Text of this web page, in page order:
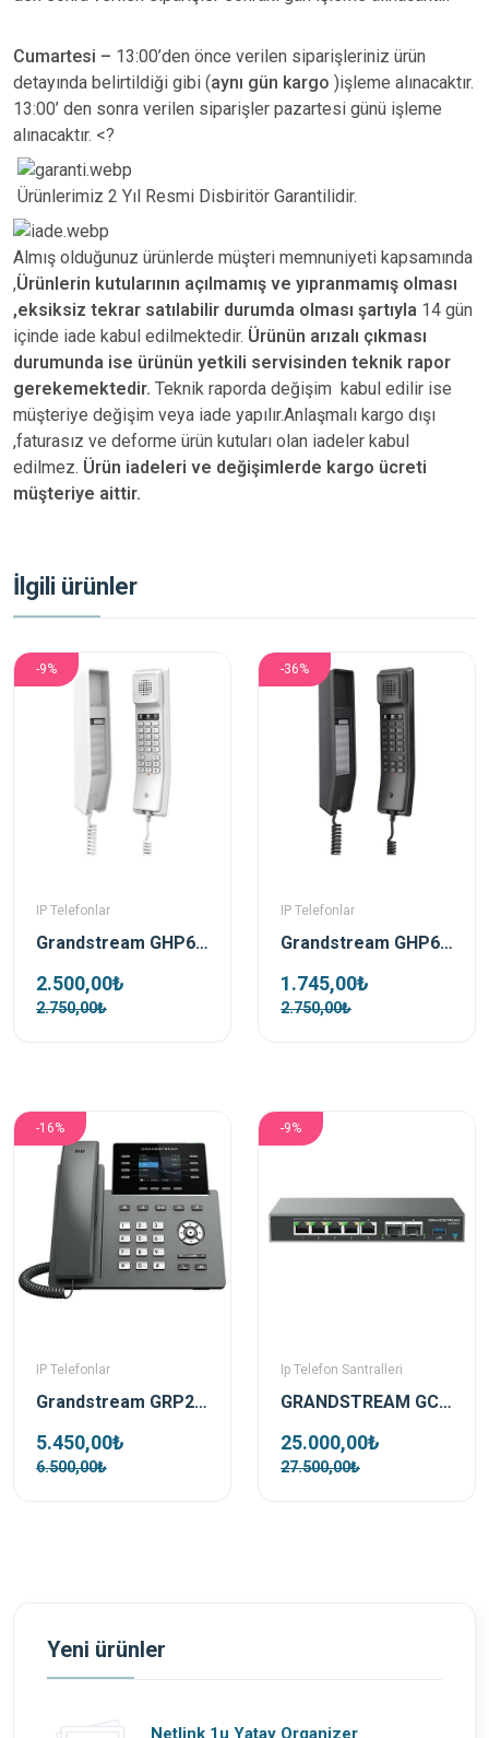
Cumartesi – 13:00’den önce verilen siparişleriniz ürün
detayında belirtildiği gibi (aynı gün kargo )işleme alınacaktır.
13:00’ den sonra verilen siparişler pazartesi günü işleme
alınacaktır. <?
Ürünlerimiz 2 Yıl Resmi Disbiritör Garantilidir.
Almış olduğunuz ürünlerde müşteri memnuniyeti kapsamında
,Ürünlerin kutularının açılmamış ve yıpranmamış olması
,eksiksiz tekrar satılabilir durumda olması şartıyla 14 gün
içinde iade kabul edilmektedir. Ürünün arızalı çıkması
durumunda ise ürünün yetkili servisinden teknik rapor
gerekemektedir. Teknik raporda değişim kabul edilir ise
müşteriye değişim veya iade yapılır.Anlaşmalı kargo dışı
,faturasız ve deforme ürün kutuları olan iadeler kabul
edilmez. Ürün iadeleri ve değişimlerde kargo ücreti
müşteriye aittir.
İlgili ürünler
-9%
IP Telefonlar
Grandstream GHP610 Beyaz Poe Ip Duvar Telefonu
2.500,00₺
2.750,00₺
-36%
IP Telefonlar
Grandstream GHP611 Siyah Ip Duvar Telefonu
1.745,00₺
2.750,00₺
-16%
IP Telefonlar
Grandstream GRP2624 Ip Telefon
5.450,00₺
6.500,00₺
-9%
Ip Telefon Santralleri
GRANDSTREAM GCC6010 Telefon Santrali ,Wifi Controller ve Firewall
25.000,00₺
27.500,00₺
Yeni ürünler
Netlink 1u Yatay Organizer